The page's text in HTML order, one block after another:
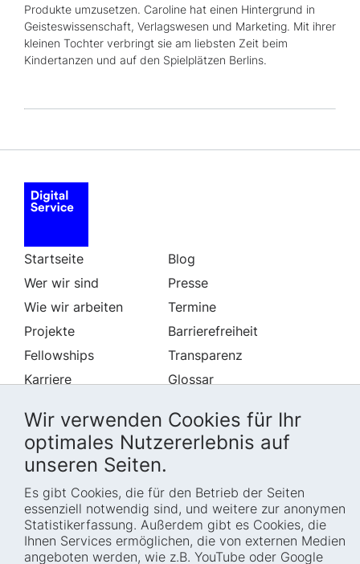
Wir verwenden Cookies für Ihr
optimales Nutzererlebnis auf
unseren Seiten.
Es gibt Cookies, die für den Betrieb der Seiten
essenziell notwendig sind, und weitere zur anonymen
Statistikerfassung. Außerdem gibt es Cookies, die
Ihnen Services ermöglichen, die von externen Medien
angeboten werden, wie z.B. YouTube oder Google
Produkte umzusetzen. Caroline hat einen Hintergrund in
Geisteswissenschaft, Verlagswesen und Marketing. Mit ihrer
kleinen Tochter verbringt sie am liebsten Zeit beim
Kindertanzen und auf den Spielplätzen Berlins.
Startseite
Wer wir sind
Wie wir arbeiten
Projekte
Fellowships
Karriere
Blog
Presse
Termine
Barrierefreiheit
Transparenz
Glossar
Zugänglichkeit
Leichte Sprache
Gebärdensprache
Erklärung zur
Barrierefreiheit
Newsletter
Datenschutz
Sitemap